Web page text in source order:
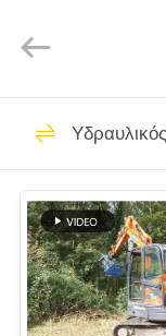
ΣΠΊΤΙ
ΠΡΟΪΌΝΤΑ
VR
Machinery